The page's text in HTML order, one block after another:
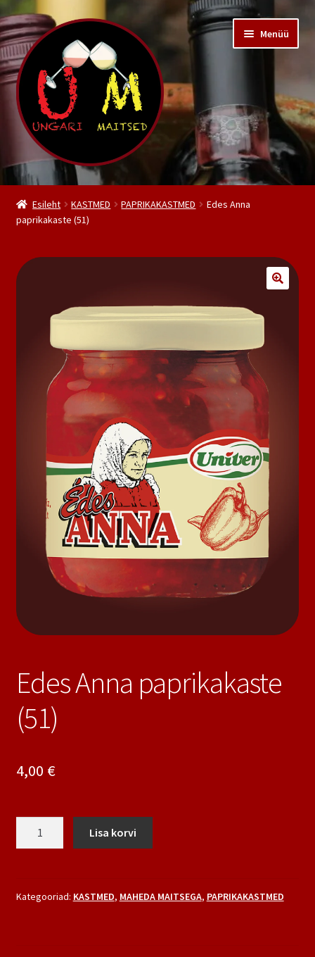
Liigu
navigeerimisele
Liigu
sisu
juurde
Menüü
Pood
Kiss Pincészet
Meist
Esileht KASTMED PAPRIKAKASTMED
Edes Anna
paprikakaste (51)
Edes Anna paprikakaste
(51)
4,00 €
kogus
Lisa korvi
Kategooriad: KASTMED, MAHEDA MAITSEGA, PAPRIKAKASTMED